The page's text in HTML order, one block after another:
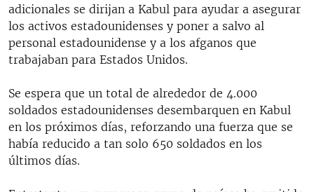
adicionales se dirijan a Kabul para ayudar a asegurar
los activos estadounidenses y poner a salvo al
personal estadounidense y a los afganos que
trabajaban para Estados Unidos.
Se espera que un total de alrededor de 4.000
soldados estadounidenses desembarquen en Kabul
en los próximos días, reforzando una fuerza que se
había reducido a tan solo 650 soldados en los
últimos días.